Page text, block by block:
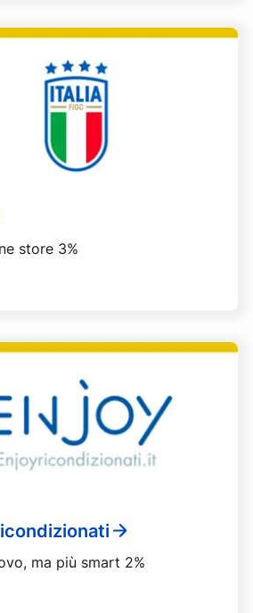
store 3%
ma più smart 2%